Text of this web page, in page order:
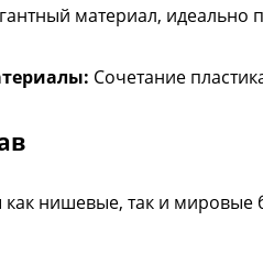
материал, идеально
Сочетание
как нишевые, так и